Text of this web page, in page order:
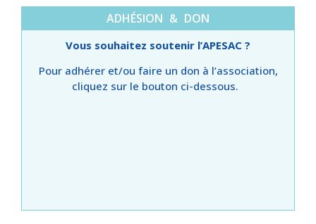
ADHÉSION & DON
Vous souhaitez soutenir l’APESAC ?
Pour adhérer et/ou faire un don à l’association,
cliquez sur le bouton ci-dessous.